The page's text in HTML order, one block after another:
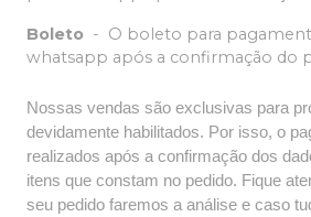
Boleto - O boleto para
whatsapp após a confirmação do
Nossas vendas são exclusivas para
devidamente habilitados. Por isso, o
realizados após a confirmação dos
itens que constam no pedido. Fique
seu pedido faremos a análise e caso